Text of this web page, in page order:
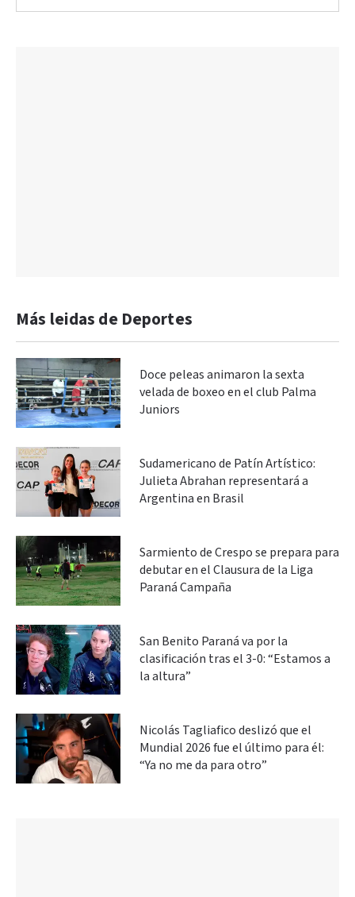
Más leidas de Deportes
Doce peleas animaron la sexta
velada de boxeo en el club Palma
Juniors
Sudamericano de Patín Artístico:
Julieta Abrahan representará a
Argentina en Brasil
Sarmiento de Crespo se prepara para
debutar en el Clausura de la Liga
Paraná Campaña
San Benito Paraná va por la
clasificación tras el 3-0: “Estamos a
la altura”
Nicolás Tagliafico deslizó que el
Mundial 2026 fue el último para él:
“Ya no me da para otro”